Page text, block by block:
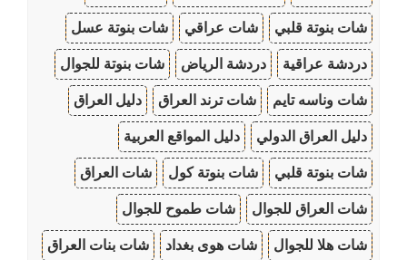
شات بنوتة قلبي شات عراقي شات بنوتة عسل
دردشة عراقية دردشة الرياض شات بنوتة للجوال
شات وناسه تايم شات ترند العراق دليل العراق
دليل العراق الدولي دليل المواقع العربية
شات بنوتة قلبي شات بنوتة كول شات العراق
شات العراق للجوال شات طموح للجوال
شات هلا للجوال شات هوى بغداد شات بنات العراق